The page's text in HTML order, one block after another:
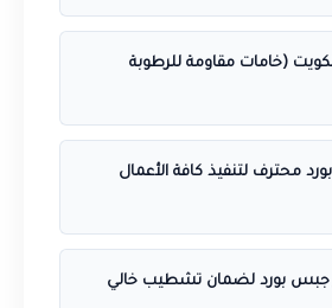
(خامات مقاومة للرطوبة
محترف لتنفيذ كافة الأعمال
بورد لضمان تشطيب خالي